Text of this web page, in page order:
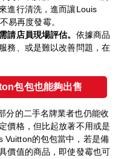
進行清洗，進而讓Louis
易再度發霉。
請店員現場評估。 依據商品
務、或是難以改善問題，在
包包也能夠出售
分的二手名牌業者也仍能收
價格，但比起放著不用或是
Vuitton的包包當中，若是備
價值的商品，即使發霉也可